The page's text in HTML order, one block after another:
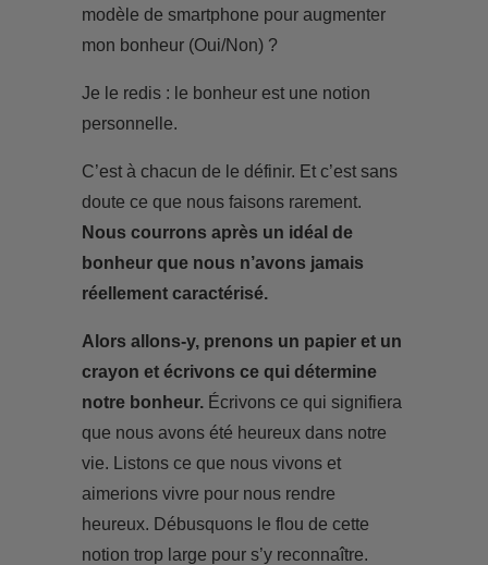
modèle de smartphone pour augmenter
mon bonheur (Oui/Non) ?
Je le redis : le bonheur est une notion
personnelle.
C’est à chacun de le définir. Et c’est sans
doute ce que nous faisons rarement.
Nous courrons après un idéal de
bonheur que nous n’avons jamais
réellement caractérisé.
Alors allons-y, prenons un papier et un
crayon et écrivons ce qui détermine
notre bonheur.Écrivons ce qui signifiera
que nous avons été heureux dans notre
vie. Listons ce que nous vivons et
aimerions vivre pour nous rendre
heureux. Débusquons le flou de cette
notion trop large pour s’y reconnaître.